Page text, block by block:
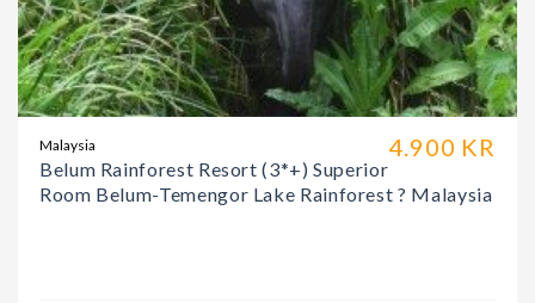
4.900 KR
Malaysia
Belum Rainforest Resort (3*+) Superior
Room Belum-Temengor Lake Rainforest ? Malaysia